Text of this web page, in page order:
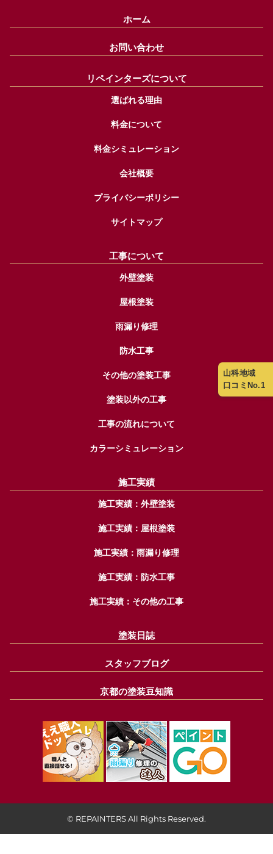
山科地域
口コミNo.1
ホーム
お問い合わせ
リペインターズについて
選ばれる理由
料金について
料金シミュレーション
会社概要
プライバシーポリシー
サイトマップ
工事について
外壁塗装
屋根塗装
雨漏り修理
防水工事
その他の塗装工事
塗装以外の工事
工事の流れについて
カラーシミュレーション
施工実績
施工実績：外壁塗装
施工実績：屋根塗装
施工実績：雨漏り修理
施工実績：防水工事
施工実績：その他の工事
塗装日誌
スタッフブログ
京都の塗装豆知識
© REPAINTERS All Rights Reserved.